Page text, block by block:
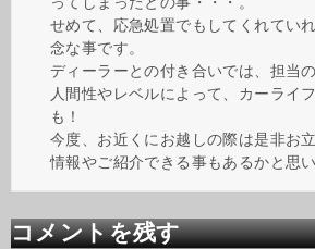
せめて、応急処置でもしてくれてい
念な事です。
ディーラーとの付き合いでは、担当
人間性やレベルによって、カーライ
も！
今度、お近くにお越しの際は是非お
情報やご紹介できる事もあるかと思い
コメントを残す